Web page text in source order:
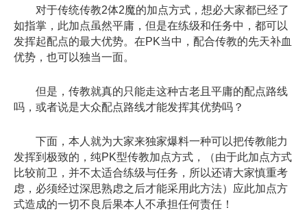
对于传统传教2体2魔的加点方式，想必大家都已经了
如指掌，此加点虽然平庸，但是在练级和任务中，都可以
发挥起配点的最大优势。在PK当中，配合传教的先天补血
优势，也可以独当一面。
但是，传教就真的只能走这种古老且平庸的配点路线
吗，或者说是大众配点路线才能发挥其优势吗？
下面，本人就为大家来独家爆料一种可以把传教能力
发挥到极致的，纯PK型传教加点方式，（由于此加点方式
比较前卫，并不太适合练级与任务，所以还请大家慎重考
虑，必须经过深思熟虑之后才能采用此方法）应此加点方
式造成的一切不良后果本人不承担任何责任！